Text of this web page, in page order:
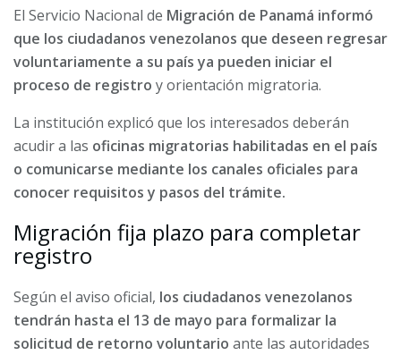
El Servicio Nacional de Migración de Panamá informó
que los ciudadanos venezolanos que deseen regresar
voluntariamente a su país ya pueden iniciar el
proceso de registro y orientación migratoria.
La institución explicó que los interesados deberán
acudir a las oficinas migratorias habilitadas en el país
o comunicarse mediante los canales oficiales para
conocer requisitos y pasos del trámite.
Migración fija plazo para completar
registro
Según el aviso oficial, los ciudadanos venezolanos
tendrán hasta el 13 de mayo para formalizar la
solicitud de retorno voluntario ante las autoridades